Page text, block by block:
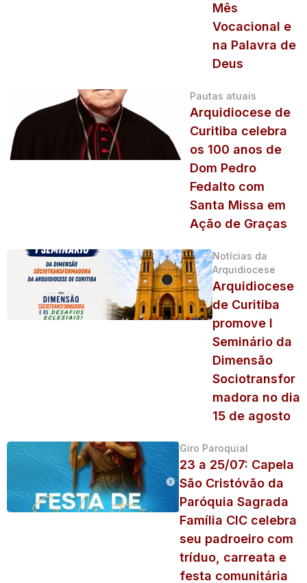
Mês
Vocacional e
na Palavra de
Deus
Pautas atuais
Arquidiocese de
Curitiba celebra
os 100 anos de
Dom Pedro
Fedalto com
Santa Missa em
Ação de Graças
Notícias da
Arquidiocese
Arquidiocese
de Curitiba
promove I
Seminário da
Dimensão
Sociotransfor
madora no dia
15 de agosto
Giro Paroquial
23 a 25/07: Capela
São Cristóvão da
Paróquia Sagrada
Família CIC celebra
seu padroeiro com
tríduo, carreata e
festa comunitária